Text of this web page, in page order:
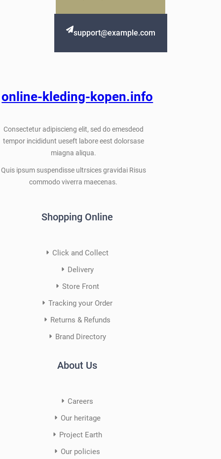
support@example.com
online-kleding-kopen.info
Consectetur adipiscieng elit, sed do emesdeod
tempor incididunt ueseft labore eest dolorsase
miagna aliqua.
Quis ipsum suspendisse ultrsices gravidai Risus
commodo viverra maecenas.
Shopping Online
Click and Collect
Delivery
Store Front
Tracking your Order
Returns & Refunds
Brand Directory
About Us
Careers
Our heritage
Project Earth
Our policies